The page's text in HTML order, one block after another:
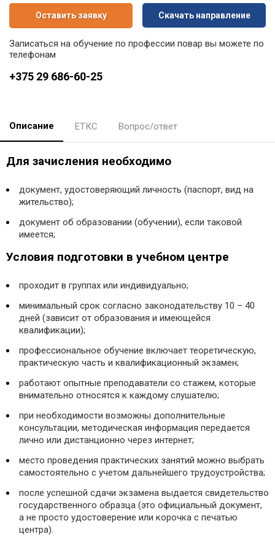
Оставить заявку Скачать направление
Записаться на обучение по профессии повар вы можете по
телефонам
+375 29 686-60-25
Описание ЕТКС Вопрос/ответ
Для зачисления необходимо
документ, удостоверяющий личность (паспорт, вид на
жительство);
документ об образовании (обучении), если таковой
имеется;
Условия подготовки в учебном центре
проходит в группах или индивидуально;
минимальный срок согласно законодательству 10 – 40
дней (зависит от образования и имеющейся
квалификации);
профессиональное обучение включает теоретическую,
практическую часть и квалификационный экзамен;
работают опытные преподаватели со стажем, которые
внимательно относятся к каждому слушателю;
при необходимости возможны дополнительные
консультации, методическая информация передается
лично или дистанционно через интернет;
место проведения практических занятий можно выбрать
самостоятельно с учетом дальнейшего трудоустройства;
после успешной сдачи экзамена выдается свидетельство
государственного образца (это официальный документ,
а не просто удостоверение или корочка с печатью
центра).